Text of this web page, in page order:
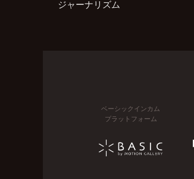
ジャーナリズム
ベーシックインカム
プラットフォーム